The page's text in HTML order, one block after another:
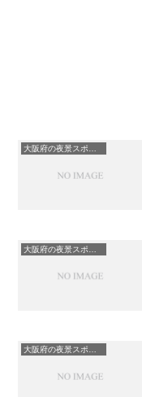
大阪府の夜景スポット一覧